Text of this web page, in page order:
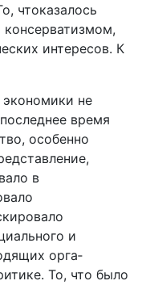
чтоказалось
интересов. К
экономики не
время
особенно
в
и
орга­
То, что было